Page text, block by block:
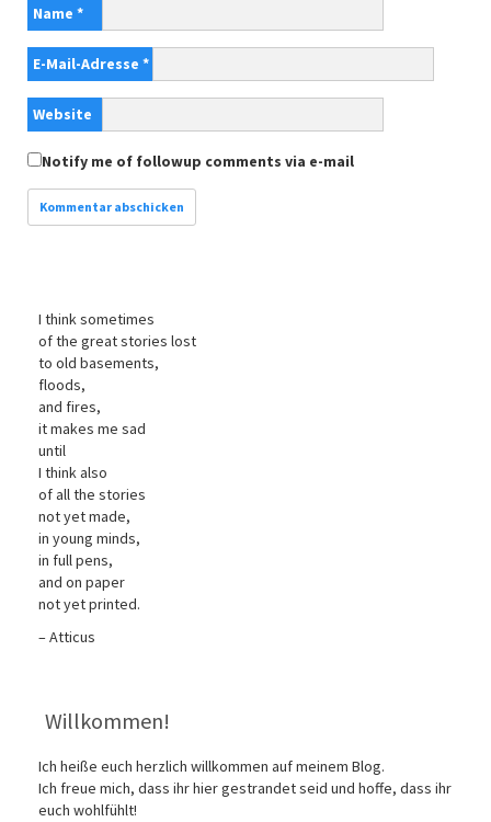
Name *
E-Mail-Adresse *
Website
Notify me of followup comments via e-mail
I think sometimes
of the great stories lost
to old basements,
floods,
and fires,
it makes me sad
until
I think also
of all the stories
not yet made,
in young minds,
in full pens,
and on paper
not yet printed.
– Atticus
Willkommen!
Ich heiße euch herzlich willkommen auf meinem Blog.
Ich freue mich, dass ihr hier gestrandet seid und hoffe, dass ihr
euch wohlfühlt!